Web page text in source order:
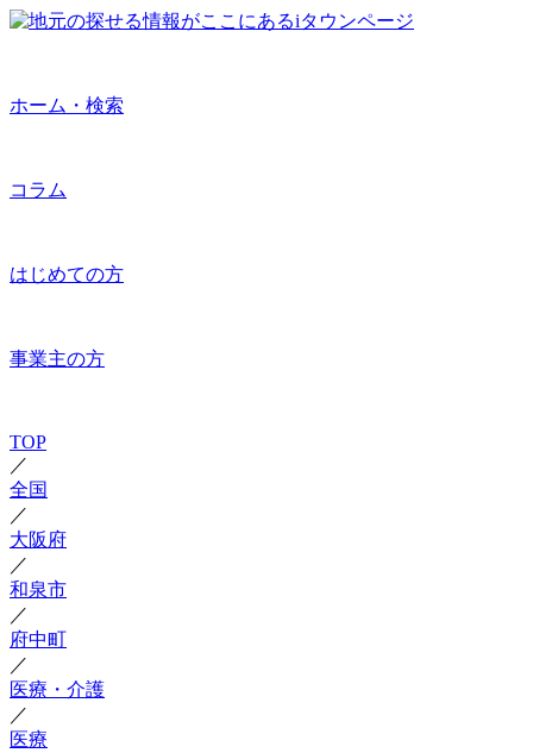
ホーム・検索
コラム
はじめての方
事業主の方
TOP
／
全国
／
大阪府
／
和泉市
／
府中町
／
医療・介護
／
医療